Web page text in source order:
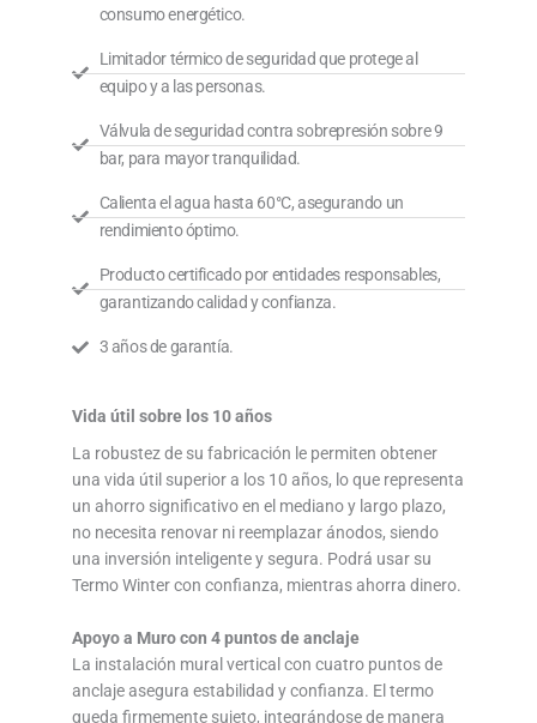
consumo energético.
Limitador térmico de seguridad que protege al
equipo y a las personas.
Válvula de seguridad contra sobrepresión sobre 9
bar, para mayor tranquilidad.
Calienta el agua hasta 60°C, asegurando un
rendimiento óptimo.
Producto certificado por entidades responsables,
garantizando calidad y confianza.
3 años de garantía.
Vida útil sobre los 10 años​
La robustez de su fabricación le permiten obtener
una vida útil superior a los 10 años, lo que representa
un ahorro significativo en el mediano y largo plazo,
no necesita renovar ni reemplazar ánodos, siendo
una inversión inteligente y segura. Podrá usar su
Termo Winter con confianza, mientras ahorra dinero.
Apoyo a Muro con 4 puntos de anclaje
La instalación mural vertical con cuatro puntos de
anclaje asegura estabilidad y confianza. El termo
queda firmemente sujeto, integrándose de manera